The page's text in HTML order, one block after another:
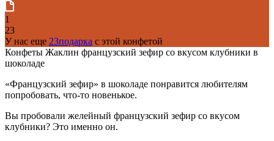
1
23
У нас еще 23подарка с этой конфетой
Конфеты Жаклин французский зефир со вкусом клубники в
шоколаде
«Французский зефир» в шоколаде понравится любителям
попробовать, что-то новенькое.
Вы пробовали желейный французский зефир со вкусом
клубники? Это именно он.